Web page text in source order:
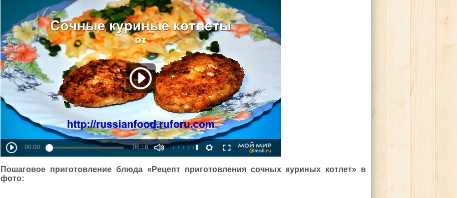
Пошаговое приготовление блюда «Рецепт приготовления сочных куриных котлет» в
фото: